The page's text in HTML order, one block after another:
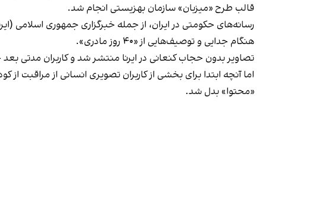
قالب طرح «میزبان» سازمان بهزیستی انجام شد.
رسانه‌های حکومتی در ایران، از جمله خبرگزاری جمهوری اسلامی
هنگام جدایی و توصیف‌هایی از «۴۰ روز مادری».
تصاویر بدون حجاب کنعانی در ایرنا منتشر شد و کاربران مدتی
اما آنچه ابتدا برای بخشی از کاربران تصویری انسانی از
«محتوا» بدل شد.